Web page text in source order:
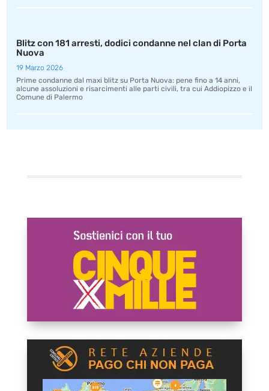
Blitz con 181 arresti, dodici condanne nel clan di Porta
Nuova
19 Marzo 2026
Prime condanne dal maxi blitz su Porta Nuova: pene fino a 14 anni,
alcune assoluzioni e risarcimenti alle parti civili, tra cui Addiopizzo e il
Comune di Palermo